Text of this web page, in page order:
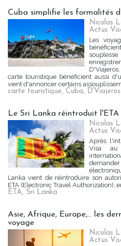
Cuba simplifie les formalités
Nicolas
Actus
Les
carte touristique bénéficient aussi
vient d'annoncer certains
carte touristique, Cuba, D'Viajeros
Le Sri Lanka réintroduit l'ETA
Nicolas
Actus
Après
Visa au
Lanka vient de réintroduire son
ETA (Electronic Travel Authorization),
ETA, Sri Lanka
Asie, Afrique, Europe,... les
voyage
Nicolas
Actus